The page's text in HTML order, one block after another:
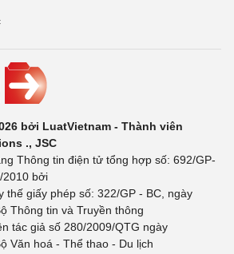
bởi LuatVietnam - Thành viên
., JSC
Thông tin điện tử tổng hợp số: 692/GP-
2010 bởi
thế giấy phép số: 322/GP - BC, ngày
Thông tin và Truyền thông
tác giả số 280/2009/QTG ngày
Văn hoá - Thể thao - Du lịch